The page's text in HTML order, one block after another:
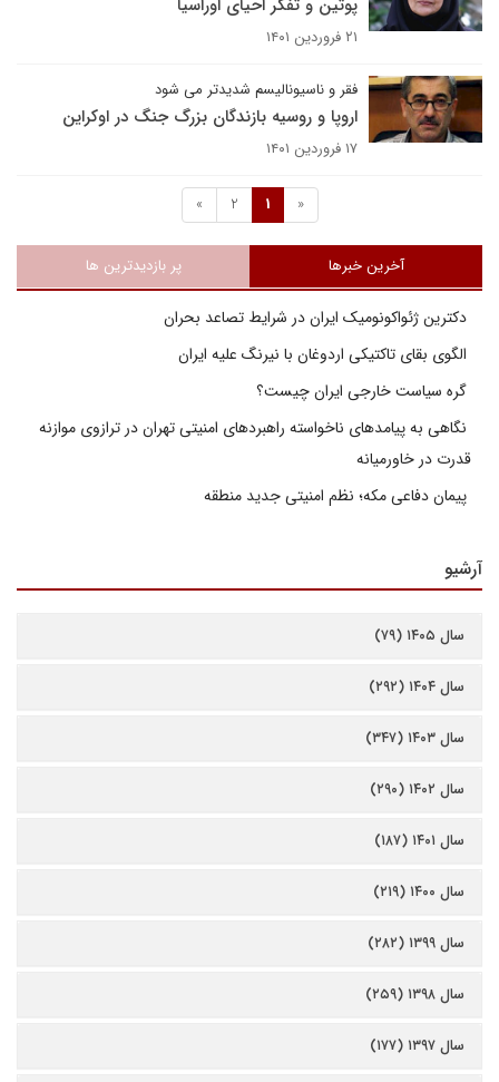
پوتین و تفکر احیای اوراسیا
۲۱ فروردین ۱۴۰۱
فقر و ناسیونالیسم شدیدتر می شود
اروپا و روسیه بازندگان بزرگ جنگ در اوکراین
۱۷ فروردین ۱۴۰۱
«
1
2
»
آخرین خبرها پر بازدیدترین ها
دکترین ژئواکونومیک ایران در شرایط تصاعد بحران
الگوی بقای تاکتیکی اردوغان با نیرنگ علیه ایران
گره سیاست خارجی ایران چیست؟
نگاهی به پیامدهای ناخواسته راهبردهای امنیتی تهران در ترازوی موازنه
قدرت در خاورمیانه
پیمان دفاعی مکه؛ نظم امنیتی جدید منطقه
آرشیو
سال ۱۴۰۵ (۷۹)
سال ۱۴۰۴ (۲۹۲)
سال ۱۴۰۳ (۳۴۷)
سال ۱۴۰۲ (۲۹۰)
سال ۱۴۰۱ (۱۸۷)
سال ۱۴۰۰ (۲۱۹)
سال ۱۳۹۹ (۲۸۲)
سال ۱۳۹۸ (۲۵۹)
سال ۱۳۹۷ (۱۷۷)